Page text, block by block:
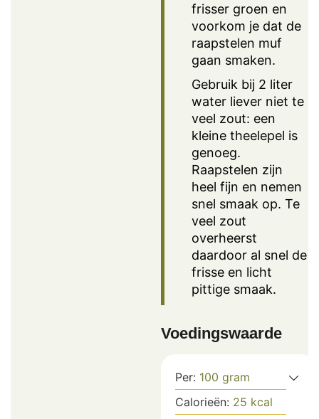
frisser groen en
voorkom je dat de
raapstelen muf
gaan smaken.
Gebruik bij 2 liter
water liever niet te
veel zout: een
kleine theelepel is
genoeg.
Raapstelen zijn
heel fijn en nemen
snel smaak op. Te
veel zout
overheerst
daardoor al snel de
frisse en licht
pittige smaak.
Voedingswaarde
Per: 100 gram
Calorieën: 25 kcal